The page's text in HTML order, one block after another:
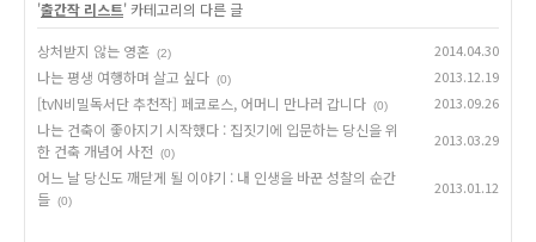
'출간작 리스트' 카테고리의 다른 글
상처받지 않는 영혼 (2) 2014.04.30
나는 평생 여행하며 살고 싶다 (0) 2013.12.19
[tvN비밀독서단 추천작] 페코로스, 어머니 만나러 갑니다 (0) 2013.09.26
나는 건축이 좋아지기 시작했다 : 집짓기에 입문하는 당신을 위
한 건축 개념어 사전
(0)
2013.03.29
어느 날 당신도 깨닫게 될 이야기 : 내 인생을 바꾼 성찰의 순간
들 (0)
2013.01.12